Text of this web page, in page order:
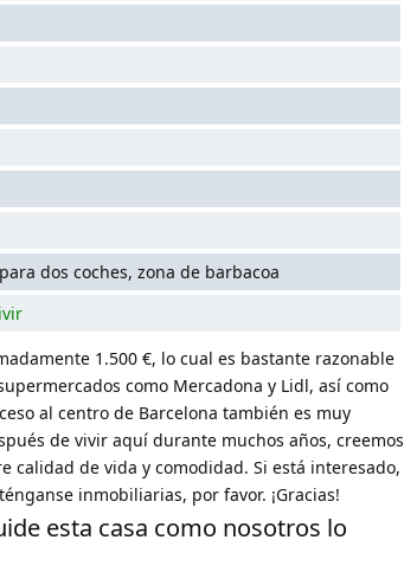
dos coches, zona de barbacoa
1.500 €, lo cual es bastante razonable
como Mercadona y Lidl, así como
al centro de Barcelona también es muy
de vivir aquí durante muchos años, creemos
de vida y comodidad. Si está interesado,
inmobiliarias, por favor. ¡Gracias!
esta casa como nosotros lo